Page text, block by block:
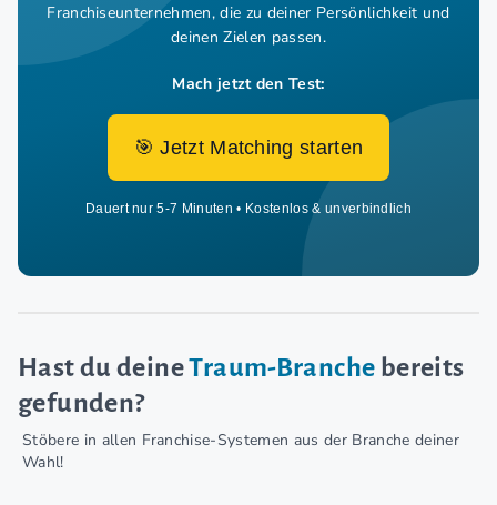
Franchiseunternehmen, die zu deiner Persönlichkeit und
deinen Zielen passen.
Mach jetzt den Test:
🎯 Jetzt Matching starten
Dauert nur 5-7 Minuten • Kostenlos & unverbindlich
Hast du deineTraum-Branche bereits
gefunden?
Stöbere in allen Franchise-Systemen aus der Branche deiner
Wahl!